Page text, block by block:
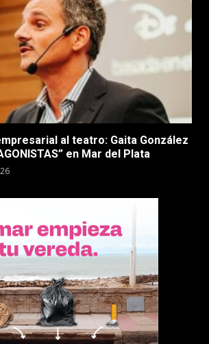
al teatro: Gaita González
en Mar del Plata